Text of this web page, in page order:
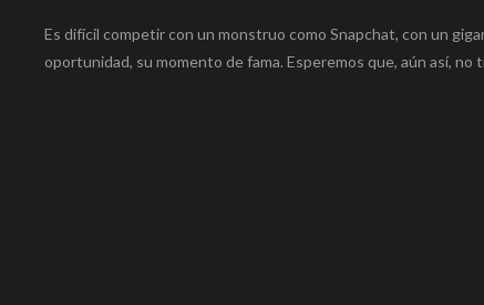
Es difícil competir con un monstruo como Snapchat, con un
oportunidad, su momento de fama. Esperemos que, aún así, no